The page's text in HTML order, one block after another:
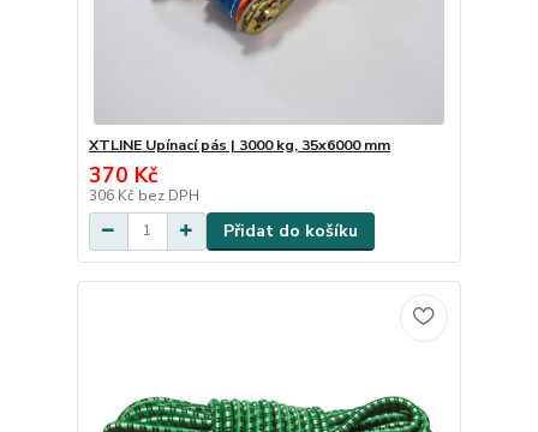
XTLINE Upínací pás | 3000 kg, 35x6000 mm
370 Kč
306 Kč bez DPH
Přidat do košíku